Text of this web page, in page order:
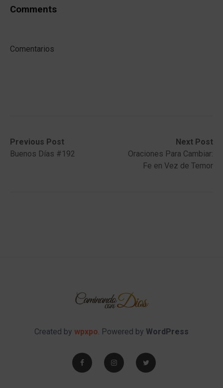
Comments
Comentarios
Post
navigation
Previous Post
Previous
post:Buenos Días #192
Next Post
Next
post:
Oraciones Para Cambiar:
Fe en Vez de Temor
Created by wpxpo. Powered by WordPress